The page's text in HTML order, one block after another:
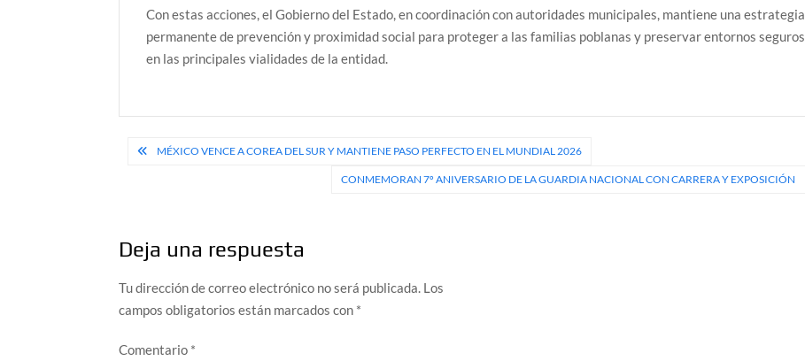
Con estas acciones, el Gobierno del Estado, en coordinación con autoridades municipales, mantiene una estrategia
permanente de prevención y proximidad social para proteger a las familias poblanas y preservar entornos seguros
en las principales vialidades de la entidad.
Navegación
MÉXICO VENCE A COREA DEL SUR Y MANTIENE PASO PERFECTO EN EL MUNDIAL 2026
CONMEMORAN 7º ANIVERSARIO DE LA GUARDIA NACIONAL CON CARRERA Y EXPOSICIÓN
Deja una respuesta
Tu dirección de correo electrónico no será publicada. Los
campos obligatorios están marcados con *
Comentario *